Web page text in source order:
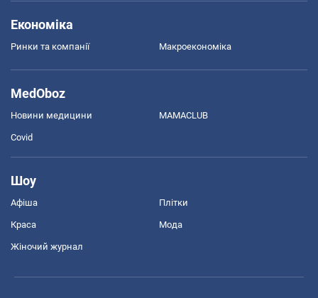
Економіка
Ринки та компанії Макроекономіка
MedOboz
Новини медицини MAMACLUB
Covid
Шоу
Афіша Плітки
Краса Мода
Жіночий журнал